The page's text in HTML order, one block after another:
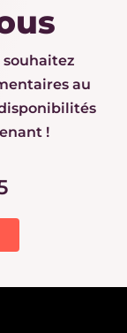
souhaitez
au
!